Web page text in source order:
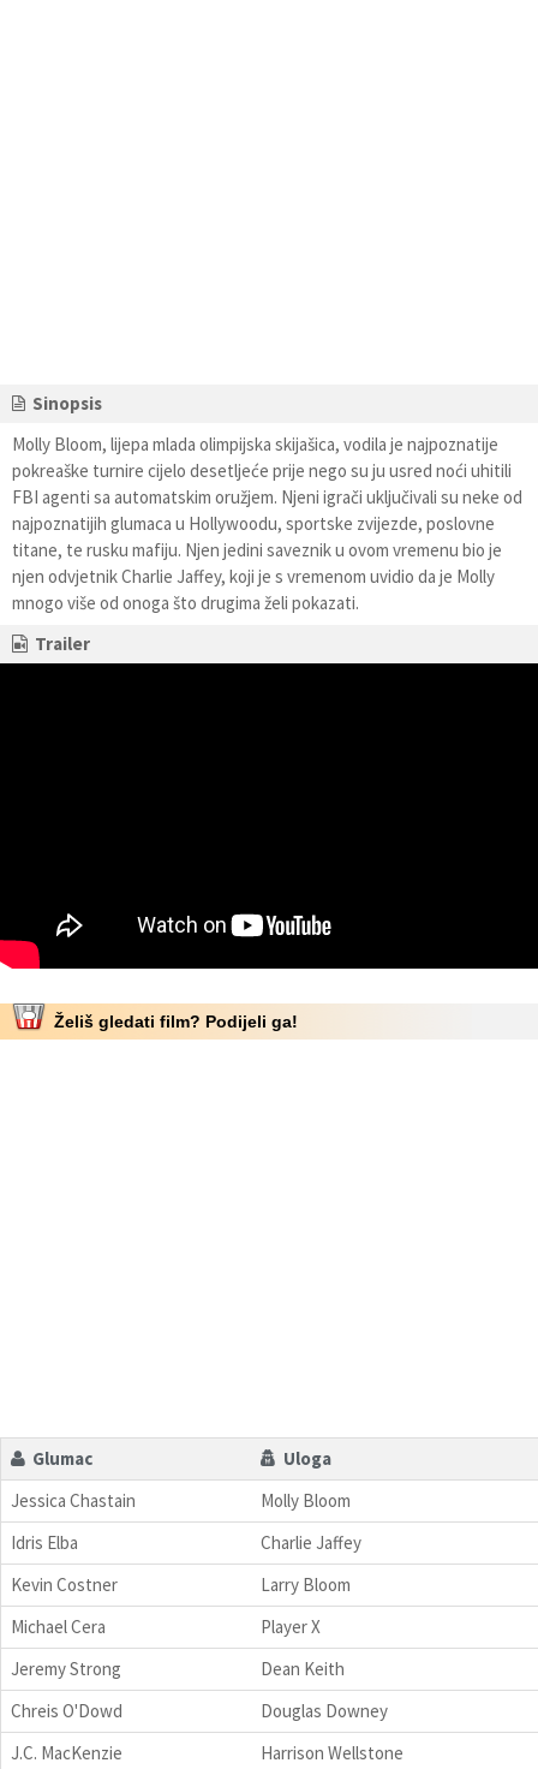
Sinopsis
Molly Bloom, lijepa mlada olimpijska skijašica, vodila je najpoznatije
pokreaške turnire cijelo desetljeće prije nego su ju usred noći uhitili
FBI agenti sa automatskim oružjem. Njeni igrači uključivali su neke od
najpoznatijih glumaca u Hollywoodu, sportske zvijezde, poslovne
titane, te rusku mafiju. Njen jedini saveznik u ovom vremenu bio je
njen odvjetnik Charlie Jaffey, koji je s vremenom uvidio da je Molly
mnogo više od onoga što drugima želi pokazati.
Trailer
Želiš gledati film? Podijeli ga!
Glumac
Uloga
Jessica Chastain
Molly Bloom
Idris Elba
Charlie Jaffey
Kevin Costner
Larry Bloom
Michael Cera
Player X
Jeremy Strong
Dean Keith
Chreis O'Dowd
Douglas Downey
J.C. MacKenzie
Harrison Wellstone